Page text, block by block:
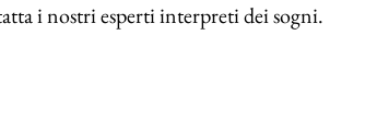
i nostri esperti interpreti dei sogni.